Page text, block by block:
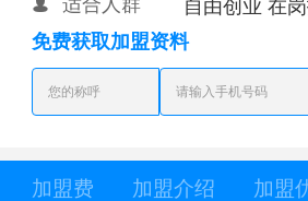

自由创业 在
免费获取加盟资料
加盟费 加盟介绍 加盟